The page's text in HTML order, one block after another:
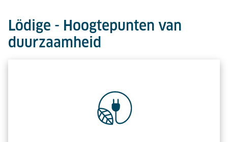
Lödige - Hoogtepunten van
duurzaamheid